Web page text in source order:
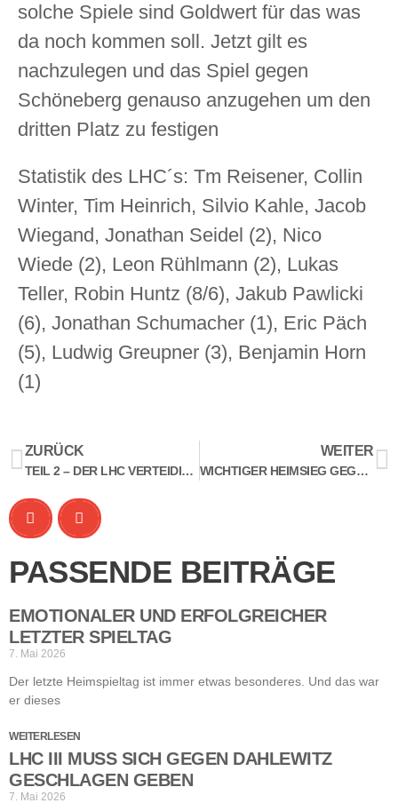
solche Spiele sind Goldwert für das was
da noch kommen soll. Jetzt gilt es
nachzulegen und das Spiel gegen
Schöneberg genauso anzugehen um den
dritten Platz zu festigen
Statistik des LHC´s: Tm Reisener, Collin
Winter, Tim Heinrich, Silvio Kahle, Jacob
Wiegand, Jonathan Seidel (2), Nico
Wiede (2), Leon Rühlmann (2), Lukas
Teller, Robin Huntz (8/6), Jakub Pawlicki
(6), Jonathan Schumacher (1), Eric Päch
(5), Ludwig Greupner (3), Benjamin Horn
(1)
ZURÜCK
TEIL 2 – DER LHC VERTEIDIGT DEN HVB-POKAL!
WEITER
WICHTIGER HEIMSIEG GEGEN DIE SG OSC-SCHÖNEBERG-FRIEDENAU
PASSENDE BEITRÄGE
EMOTIONALER UND ERFOLGREICHER
LETZTER SPIELTAG
7. Mai 2026
Der letzte Heimspieltag ist immer etwas besonderes. Und das war
er dieses
WEITERLESEN
LHC III MUSS SICH GEGEN DAHLEWITZ
GESCHLAGEN GEBEN
7. Mai 2026